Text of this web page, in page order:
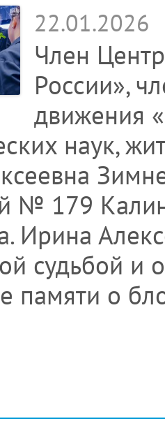
22.01.2026
Член
России»,
движения
наук,
№ 179
Ирина
судьбой и
памяти о